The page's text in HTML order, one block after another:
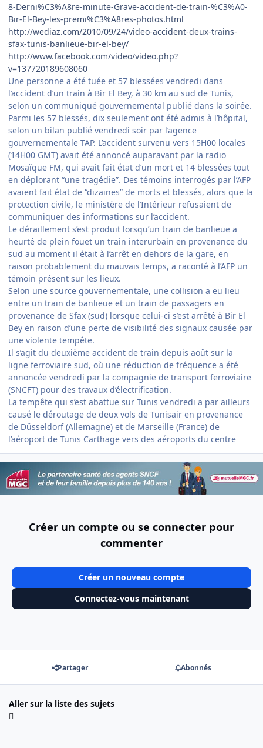
8-Derni%C3%A8re-minute-Grave-accident-de-train-%C3%A0-
Bir-El-Bey-les-premi%C3%A8res-photos.html
http://wediaz.com/2010/09/24/video-accident-deux-trains-
sfax-tunis-banlieue-bir-el-bey/
http://www.facebook.com/video/video.php?
v=137720189608060
Une personne a été tuée et 57 blessées vendredi dans
l’accident d’un train à Bir El Bey, à 30 km au sud de Tunis,
selon un communiqué gouvernemental publié dans la soirée.
Parmi les 57 blessés, dix seulement ont été admis à l’hôpital,
selon un bilan publié vendredi soir par l’agence
gouvernementale TAP. L’accident survenu vers 15H00 locales
(14H00 GMT) avait été annoncé auparavant par la radio
Mosaïque FM, qui avait fait état d’un mort et 14 blessées tout
en déplorant “une tragédie”. Des témoins interrogés par l’AFP
avaient fait état de “dizaines” de morts et blessés, alors que la
protection civile, le ministère de l’Intérieur refusaient de
communiquer des informations sur l’accident.
Le déraillement s’est produit lorsqu’un train de banlieue a
heurté de plein fouet un train interurbain en provenance du
sud au moment il était à l’arrêt en dehors de la gare, en
raison probablement du mauvais temps, a raconté à l’AFP un
témoin présent sur les lieux.
Selon une source gouvernementale, une collision a eu lieu
entre un train de banlieue et un train de passagers en
provenance de Sfax (sud) lorsque celui-ci s’est arrêté à Bir El
Bey en raison d’une perte de visibilité des signaux causée par
une violente tempête.
Il s’agit du deuxième accident de train depuis août sur la
ligne ferroviaire sud, où une réduction de fréquence a été
annoncée vendredi par la compagnie de transport ferroviaire
(SNCFT) pour des travaux d’électrification.
La tempête qui s’est abattue sur Tunis vendredi a par ailleurs
causé le déroutage de deux vols de Tunisair en provenance
de Düsseldorf (Allemagne) et de Marseille (France) de
l’aéroport de Tunis Carthage vers des aéroports du centre
Créer un compte ou se connecter pour
commenter
Créer un nouveau compte
Connectez-vous maintenant
Partager Abonnés
Aller sur la liste des sujets